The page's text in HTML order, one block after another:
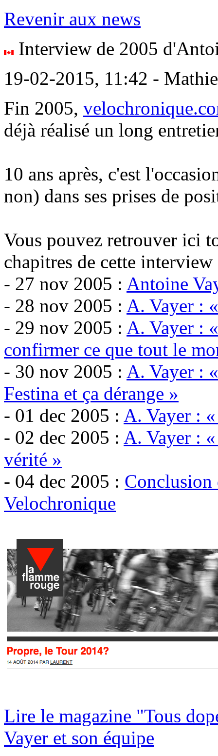
Revenir aux news
Interview de 2005
19-02-2015, 11:42 -
Fin 2005,
déjà réalisé un long
10 ans après, c'est
non) dans ses prises de
Vous pouvez retrouver ici
chapitres de cette interview
- 27 nov 2005 : Antoine
- 28 nov 2005 : A. Vayer :
- 29 nov 2005 : A. Vayer :
confirmer ce que tout le
- 30 nov 2005 : A. Vayer :
Festina et ça dérange »
- 01 dec 2005 : A. Vayer :
- 02 dec 2005 : A. Vayer :
vérité »
- 04 dec 2005 : Conclusion
Velochronique
Lire le magazine "Tous
Vayer et son équipe